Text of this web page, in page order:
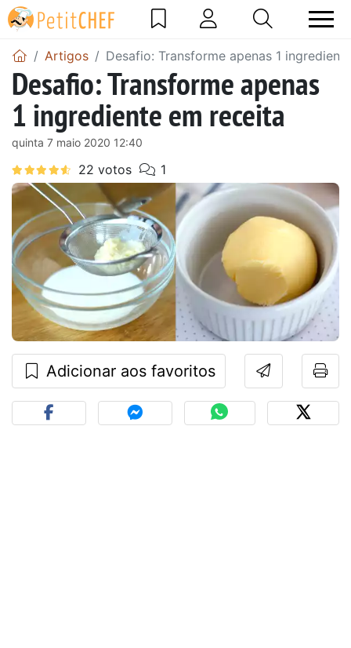
Artigos Desafio: Transforme apenas 1
Desafio: Transforme apenas
1 ingrediente em receita
quinta 7 maio 2020 12:40
Adicionar aos favoritos